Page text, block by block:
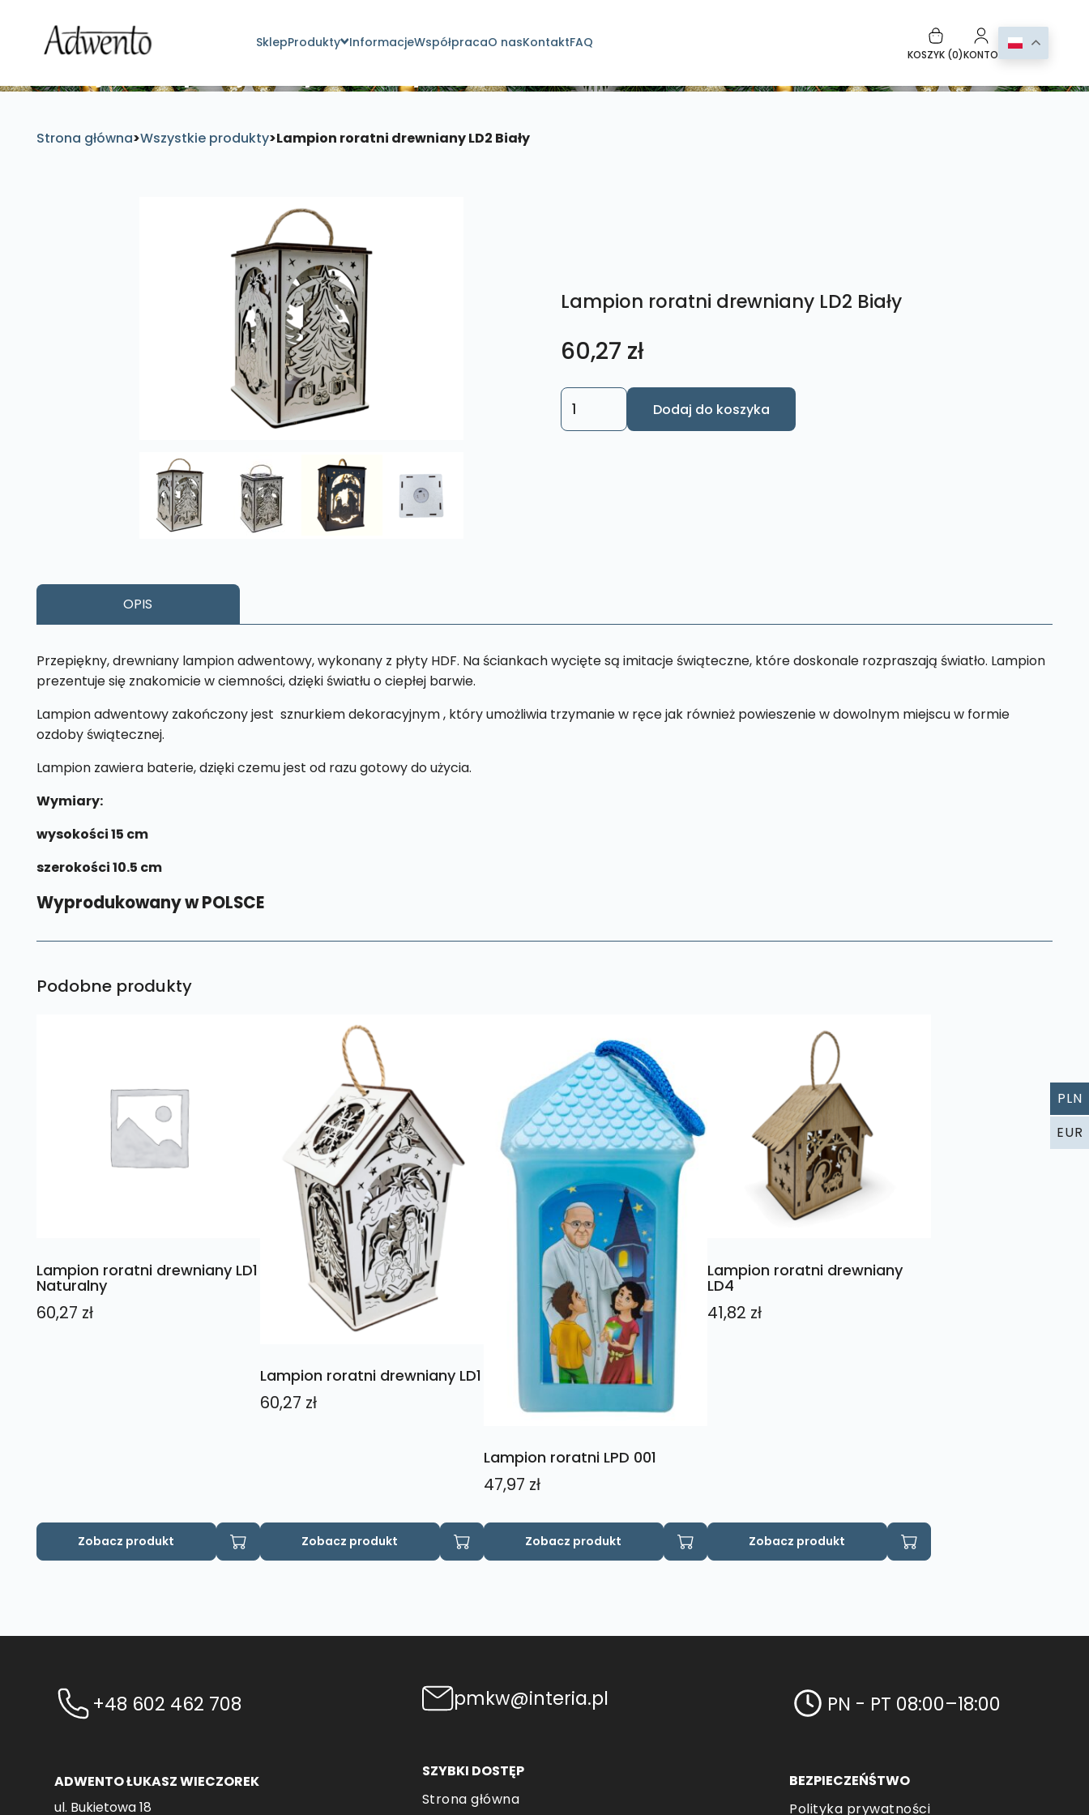
SklepProdukty InformacjeWspółpracaO nasKontaktFAQ
KOSZYK (0)KONTO
Strona główna>Wszystkie produkty>Lampion roratni drewniany LD2 Biały
Lampion roratni drewniany LD2 Biały
60,27 zł
ilość
Lampion
Dodaj do koszyka
OPIS
Przepiękny, drewniany lampion adwentowy, wykonany z płyty HDF. Na ściankach wycięte są imitacje świąteczne, które doskonale rozpraszają światło. Lampion
prezentuje się znakomicie w ciemności, dzięki światłu o ciepłej barwie.
Lampion adwentowy zakończony jest sznurkiem dekoracyjnym , który umożliwia trzymanie w ręce jak również powieszenie w dowolnym miejscu w formie
ozdoby świątecznej.
Lampion zawiera baterie, dzięki czemu jest od razu gotowy do użycia.
Wymiary:
wysokości 15 cm
szerokości 10.5 cm
Wyprodukowany w POLSCE
Podobne produkty
Lampion roratni drewniany LD1
Naturalny
60,27 zł
Zobacz produkt
Lampion roratni drewniany LD1
60,27 zł
Zobacz produkt
Lampion roratni LPD 001
47,97 zł
Zobacz produkt
Ten
produkt
Opcje
na
stronie
Lampion roratni drewniany
LD4
41,82 zł
Zobacz produkt
+48 602 462 708
ADWENTO ŁUKASZ WIECZOREK
ul. Bukietowa 18
pmkw@interia.pl
SZYBKI DOSTĘP
Strona główna
PN - PT 08:00–18:00
BEZPIECZEŃŚTWO
Polityka prywatności
PLN
EUR